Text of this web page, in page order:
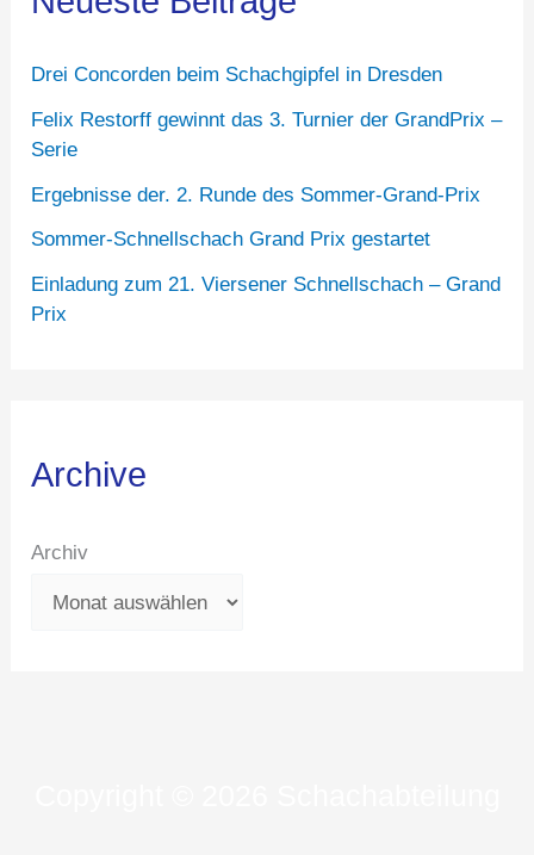
Drei Concorden beim Schachgipfel in Dresden
Felix Restorff gewinnt das 3. Turnier der GrandPrix –
Serie
Ergebnisse der. 2. Runde des Sommer-Grand-Prix
Sommer-Schnellschach Grand Prix gestartet
Einladung zum 21. Viersener Schnellschach – Grand
Prix
Archive
Archiv